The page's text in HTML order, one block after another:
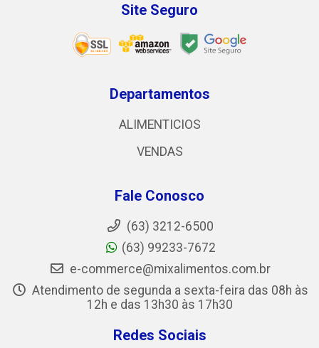
Site Seguro
Departamentos
ALIMENTICIOS
VENDAS
Fale Conosco
(63) 3212-6500
(63) 99233-7672
e-commerce@mixalimentos.com.br
Atendimento de segunda a sexta-feira das 08h às
12h e das 13h30 às 17h30
Redes Sociais